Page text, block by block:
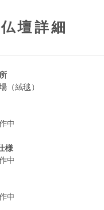
壇詳細
（絨毯）
中
様
中
中